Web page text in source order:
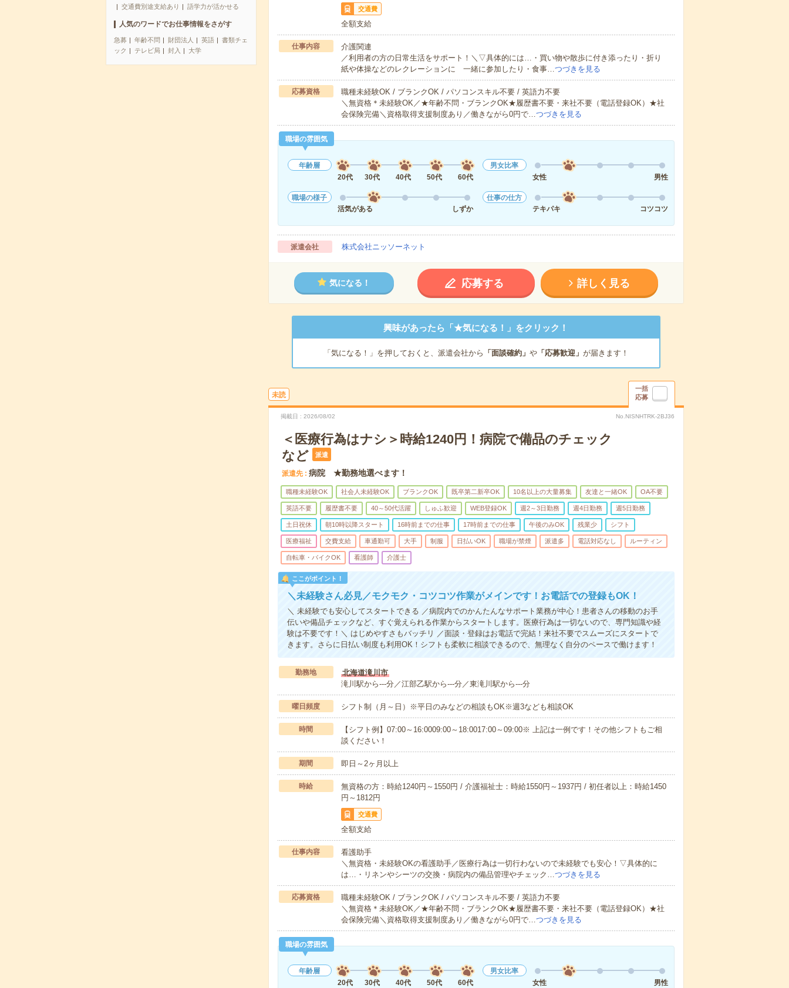
交通費別途支給あり
語学力が活かせる
人気のワードでお仕事情報をさがす
急募 年齢不問 財団法人 英語
書類チェ
ック
テレビ局 封入 大学
交通費
全額支給
仕事内容
介護関連
／利用者の方の日常生活をサポート！＼▽具体的には…・買い物や散歩に付き添ったり・折り
紙や体操などのレクレーションに 一緒に参加したり・食事…つづきを見る
応募資格
職種未経験OK / ブランクOK / パソコンスキル不要 / 英語力不要
＼無資格＊未経験OK／★年齢不問・ブランクOK★履歴書不要・来社不要（電話登録OK）★社
会保険完備＼資格取得支援制度あり／働きながら0円で…つづきを見る
職場の雰囲気
年齢層
20代
30代 40代 50代 60代
男女比率
女性
男性
職場の様子
活気がある
しずか
仕事の仕方
テキパキ
コツコツ
派遣会社 株式会社ニッソーネット
気になる！ 応募する 詳しく見る
興味があったら「★気になる！」をクリック！
「気になる！」を押しておくと、派遣会社から 「面談確約」 や「応募歓迎」 が届きます！
未読
一括
応募
掲載日 2026/08/02 No.NISNHTRK-2BJ36
＜医療行為はナシ＞時給1240円！病院で備品のチェック
など
派遣
派遣先 病院 ★勤務地選べます！
職種未経験OK 社会人未経験OK ブランクOK 既卒第二新卒OK 10名以上の大量募集 友達と一緒OK OA不要
英語不要 履歴書不要 40～50代活躍 しゅふ歓迎 WEB登録OK 週2～3日勤務 週4日勤務 週5日勤務
土日祝休 朝10時以降スタート 16時前までの仕事 17時前までの仕事 午後のみOK 残業少 シフト
医療福祉 交費支給 車通勤可 大手 制服 日払いOK 職場が禁煙 派遣多 電話対応なし ルーティン
自転車・バイクOK 看護師 介護士
ここがポイント！
＼未経験さん必見／モクモク・コツコツ作業がメインです！お電話での登録もOK！
＼ 未経験でも安心してスタートできる ／病院内でのかんたんなサポート業務が中心！患者さんの移動のお手
伝いや備品チェックなど、すぐ覚えられる作業からスタートします。医療行為は一切ないので、専門知識や経
験は不要です！＼ はじめやすさもバッチリ ／面談・登録はお電話で完結！来社不要でスムーズにスタートで
きます。さらに日払い制度も利用OK！シフトも柔軟に相談できるので、無理なく自分のペースで働けます！
勤務地
北海道滝川市
滝川駅から---分／江部乙駅から---分／東滝川駅から---分
曜日頻度 シフト制（月～日）※平日のみなどの相談もOK※週3なども相談OK
時間
【シフト例】07:00～16:0009:00～18:0017:00～09:00※ 上記は一例です！その他シフトもご相
談ください！
期間 即日～2ヶ月以上
時給
無資格の方：時給1240円～1550円 / 介護福祉士：時給1550円～1937円 / 初任者以上：時給1450
円～1812円
交通費
全額支給
仕事内容
看護助手
＼無資格・未経験OKの看護助手／医療行為は一切行わないので未経験でも安心！▽具体的に
は…・リネンやシーツの交換・病院内の備品管理やチェック…つづきを見る
応募資格
職種未経験OK / ブランクOK / パソコンスキル不要 / 英語力不要
＼無資格＊未経験OK／★年齢不問・ブランクOK★履歴書不要・来社不要（電話登録OK）★社
会保険完備＼資格取得支援制度あり／働きながら0円で…つづきを見る
職場の雰囲気
年齢層
20代
30代 40代 50代 60代
男女比率
女性
男性